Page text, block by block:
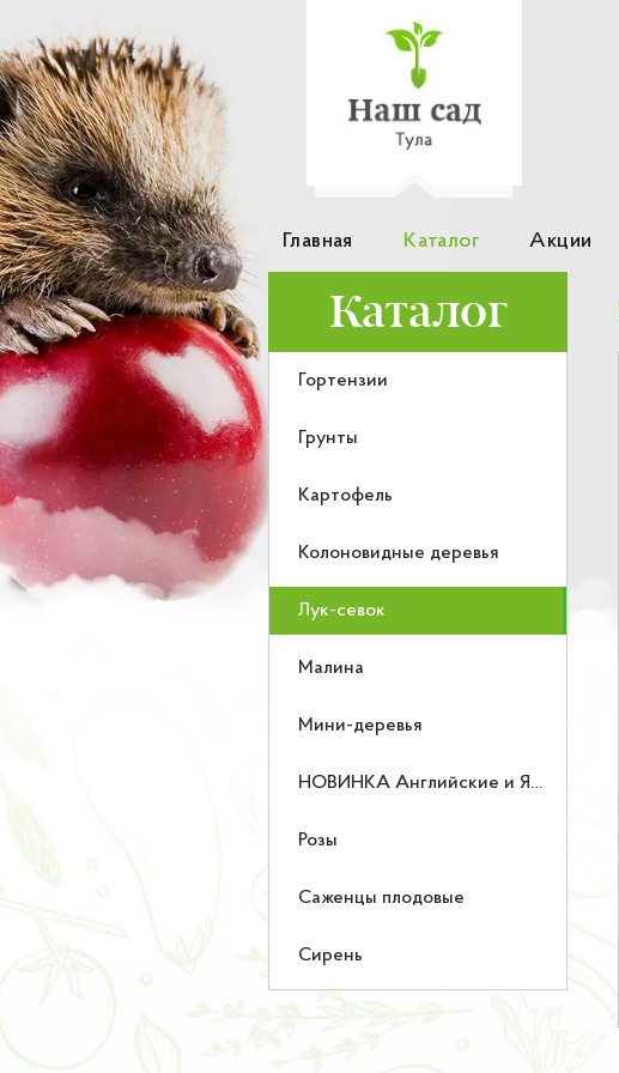
Главная Каталог Акции
Каталог
Гортензии
Грунты
Картофель
Колоновидные деревья
Лук-севок
Малина
Мини-деревья
НОВИНКА Английские и Японские розы
Розы
Саженцы плодовые
Сирень